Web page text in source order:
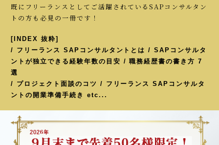
既にフリーランスとしてご活躍されているSAPコンサルタン
トの方も必見の一冊です！
[INDEX 抜粋]
/ フリーランス SAPコンサルタントとは / SAPコンサルタ
ントが独立できる経験年数の目安 / 職務経歴書の書き方 7
選
/ プロジェクト面談のコツ / フリーランス SAPコンサルタ
ントの開業準備手続き etc...